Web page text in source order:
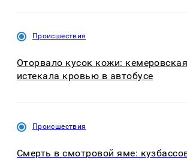
Происшествия
Оторвало кусок кожи:
истекала кровью в автобусе
Происшествия
Смерть в смотровой яме: